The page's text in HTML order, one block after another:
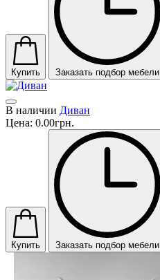
Купить Заказать подбор мебели
В наличии Диван
Цена: 0.00грн.
Купить Заказать подбор мебели